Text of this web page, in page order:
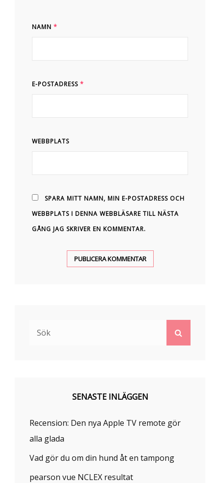
NAMN *
E-POSTADRESS *
WEBBPLATS
SPARA MITT NAMN, MIN E-POSTADRESS OCH
WEBBPLATS I DENNA WEBBLÄSARE TILL NÄSTA
GÅNG JAG SKRIVER EN KOMMENTAR.
SENASTE INLÄGGEN
Recension: Den nya Apple TV remote gör
alla glada
Vad gör du om din hund åt en tampong
pearson vue NCLEX resultat